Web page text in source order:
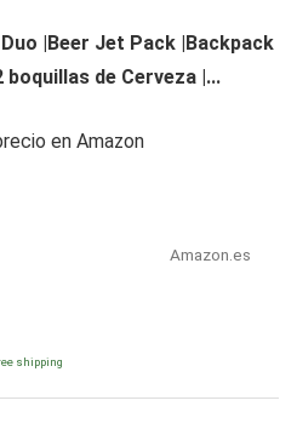
|Beer Jet Pack |Backpack
boquillas de Cerveza |...
en Amazon
Amazon.es
shipping